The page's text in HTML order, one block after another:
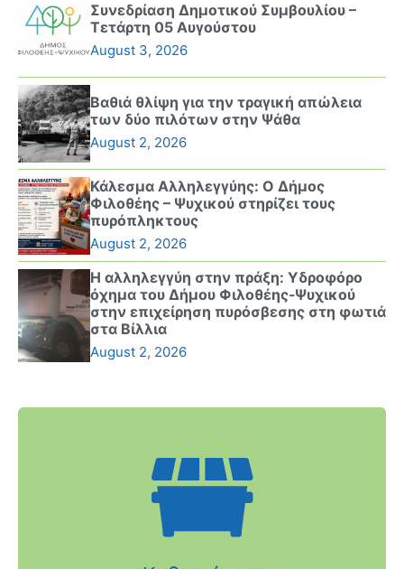
Συνεδρίαση Δημοτικού Συμβουλίου –
Τετάρτη 05 Αυγούστου
August 3, 2026
Βαθιά θλίψη για την τραγική απώλεια
των δύο πιλότων στην Ψάθα
August 2, 2026
Κάλεσμα Αλληλεγγύης: Ο Δήμος
Φιλοθέης – Ψυχικού στηρίζει τους
πυρόπληκτους
August 2, 2026
Η αλληλεγγύη στην πράξη: Υδροφόρο
όχημα του Δήμου Φιλοθέης-Ψυχικού
στην επιχείρηση πυρόσβεσης στη φωτιά
στα Βίλλια
August 2, 2026